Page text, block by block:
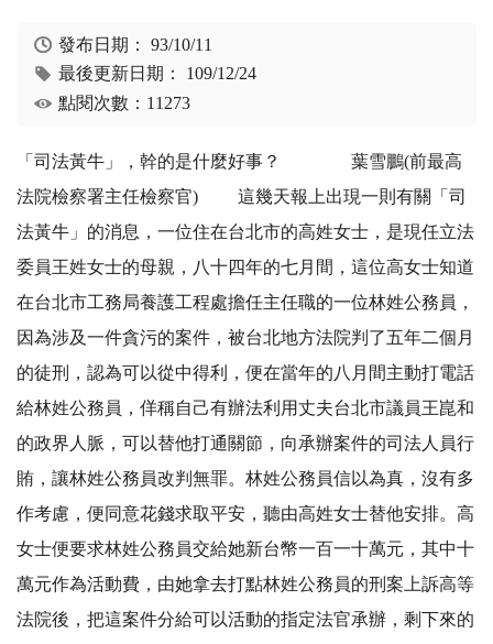
發布日期：93/10/11
最後更新日期： 109/12/24
點閱次數：11273
「司法黃牛」，幹的是什麼好事？ 葉雪鵬(前最高
法院檢察署主任檢察官) 這幾天報上出現一則有關「司
法黃牛」的消息，一位住在台北市的高姓女士，是現任立法
委員王姓女士的母親，八十四年的七月間，這位高女士知道
在台北市工務局養護工程處擔任主任職的一位林姓公務員，
因為涉及一件貪污的案件，被台北地方法院判了五年二個月
的徒刑，認為可以從中得利，便在當年的八月間主動打電話
給林姓公務員，佯稱自己有辦法利用丈夫台北市議員王崑和
的政界人脈，可以替他打通關節，向承辦案件的司法人員行
賄，讓林姓公務員改判無罪。林姓公務員信以為真，沒有多
作考慮，便同意花錢求取平安，聽由高姓女士替他安排。高
女士便要求林姓公務員交給她新台幣一百一十萬元，其中十
萬元作為活動費，由她拿去打點林姓公務員的刑案上訴高等
法院後，把這案件分給可以活動的指定法官承辦，剩下來的